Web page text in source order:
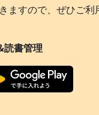
ますので、ぜひご利
読書管理